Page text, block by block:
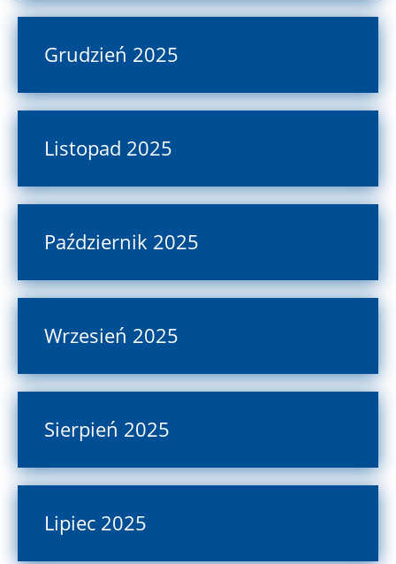
Grudzień 2025
Listopad 2025
Październik 2025
Wrzesień 2025
Sierpień 2025
Lipiec 2025